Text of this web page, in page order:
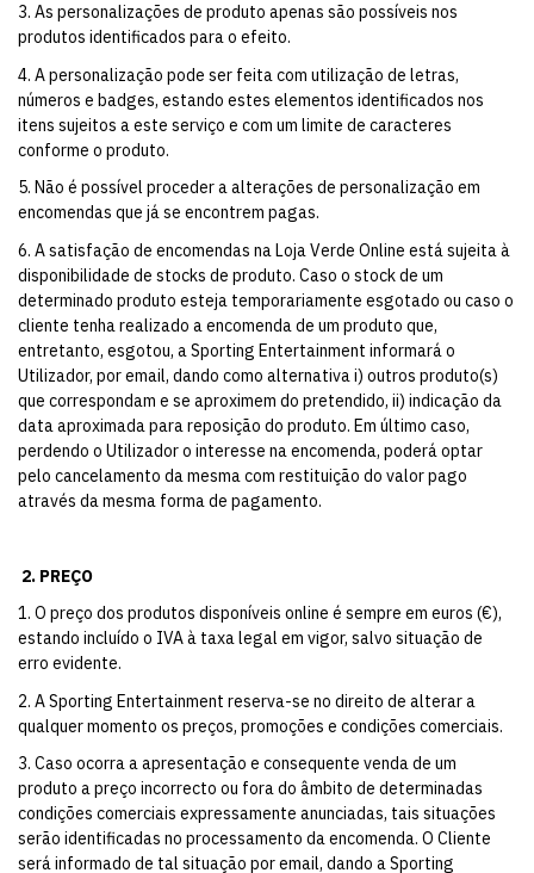
3. As personalizações de produto apenas são possíveis nos
produtos identificados para o efeito.
4. A personalização pode ser feita com utilização de letras,
números e badges, estando estes elementos identificados nos
itens sujeitos a este serviço e com um limite de caracteres
conforme o produto.
5. Não é possível proceder a alterações de personalização em
encomendas que já se encontrem pagas.
6. A satisfação de encomendas na Loja Verde Online está sujeita à
disponibilidade de stocks de produto. Caso o stock de um
determinado produto esteja temporariamente esgotado ou caso o
cliente tenha realizado a encomenda de um produto que,
entretanto, esgotou, a Sporting Entertainment informará o
Utilizador, por email, dando como alternativa i) outros produto(s)
que correspondam e se aproximem do pretendido, ii) indicação da
data aproximada para reposição do produto. Em último caso,
perdendo o Utilizador o interesse na encomenda, poderá optar
pelo cancelamento da mesma com restituição do valor pago
através da mesma forma de pagamento.
2. PREÇO
1. O preço dos produtos disponíveis online é sempre em euros (€),
estando incluído o IVA à taxa legal em vigor, salvo situação de
erro evidente.
2. A Sporting Entertainment reserva-se no direito de alterar a
qualquer momento os preços, promoções e condições comerciais.
3. Caso ocorra a apresentação e consequente venda de um
produto a preço incorrecto ou fora do âmbito de determinadas
condições comerciais expressamente anunciadas, tais situações
serão identificadas no processamento da encomenda. O Cliente
será informado de tal situação por email, dando a Sporting